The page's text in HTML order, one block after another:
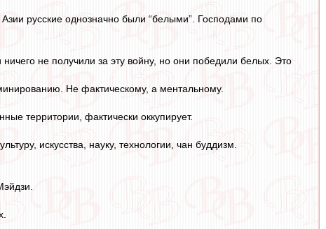
русские однозначно были “белыми”. Господами по
не получили за эту войну, но они победили белых. Это
Не фактическому, а ментальному.
территории, фактически оккупирует.
искусства, науку, технологии, чан буддизм.